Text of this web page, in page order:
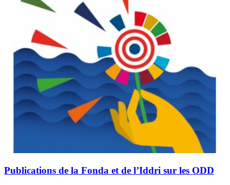
Publications de la Fonda et de l’Iddri sur les ODD